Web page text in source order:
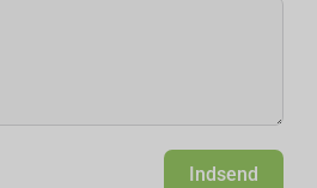
Indsend